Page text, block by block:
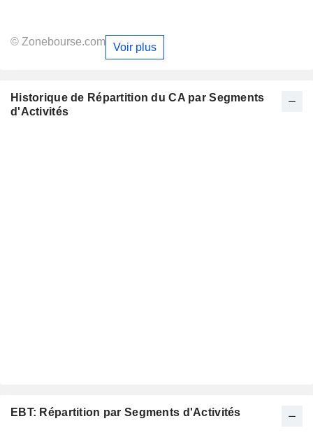
© Zonebourse.com Voir plus
Historique de Répartition du CA par Segments
d'Activités
EBT: Répartition par Segments d'Activités